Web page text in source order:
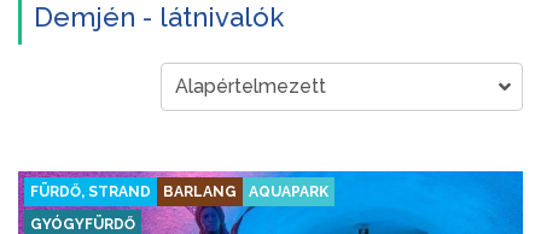
Demjén - látnivalók
FÜRDŐ, STRAND BARLANG
AQUAPARK
GYÓGYFÜRDŐ